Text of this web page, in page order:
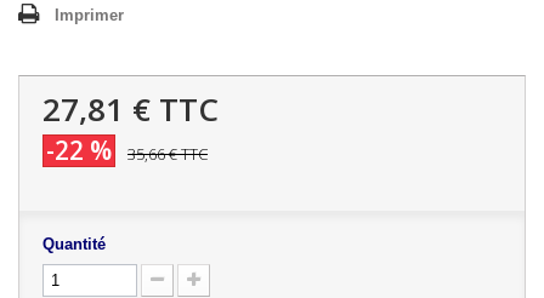
Imprimer
27,81 € TTC
-22 % 35,66 €TTC
Quantité